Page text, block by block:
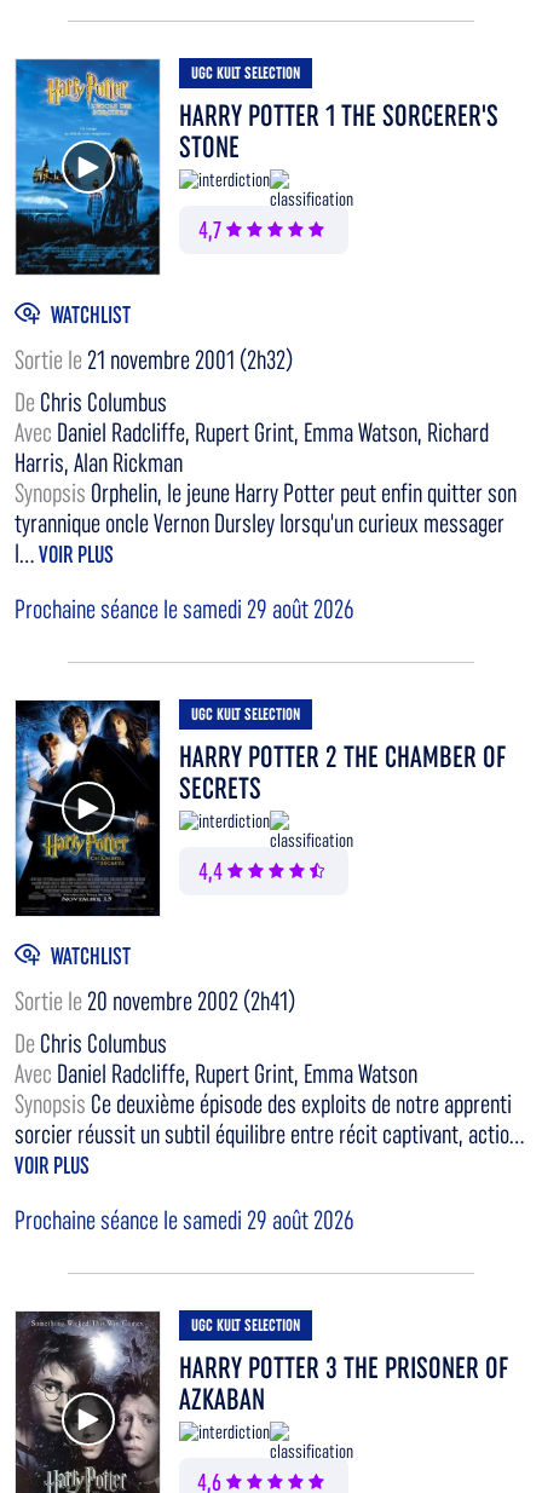
Voir la bande annonce
UGC KULT SELECTION
HARRY POTTER 1 THE SORCERER'S
STONE
4,7
WATCHLIST
Sortie le 21 novembre 2001 (2h32)
De Chris Columbus
Avec Daniel Radcliffe, Rupert Grint, Emma Watson, Richard
Harris, Alan Rickman
Synopsis Orphelin, le jeune Harry Potter peut enfin quitter son
tyrannique oncle Vernon Dursley lorsqu'un curieux messager
l...VOIR PLUS
Prochaine séance le samedi 29 août 2026
Voir la bande annonce
UGC KULT SELECTION
HARRY POTTER 2 THE CHAMBER OF
SECRETS
4,4
WATCHLIST
Sortie le 20 novembre 2002 (2h41)
De Chris Columbus
Avec Daniel Radcliffe, Rupert Grint, Emma Watson
Synopsis Ce deuxième épisode des exploits de notre apprenti
sorcier réussit un subtil équilibre entre récit captivant, actio...
VOIR PLUS
Prochaine séance le samedi 29 août 2026
Voir la bande annonce
UGC KULT SELECTION
HARRY POTTER 3 THE PRISONER OF
AZKABAN
4,6